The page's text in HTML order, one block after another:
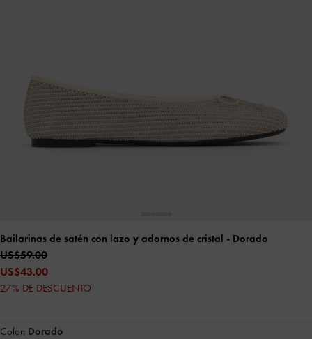
Bailarinas de satén con lazo y adornos de cristal - Dorado
US$59.00
US$43.00
27% DE DESCUENTO
Color: Dorado